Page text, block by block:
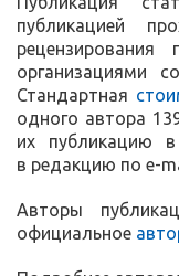
публикацией
организациями
Стандартная
одного автора
их публикацию
в редакцию по e-
Авторы
официальное